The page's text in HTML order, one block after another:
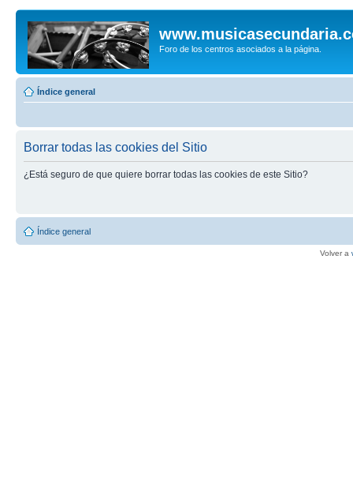
Foro de los centros asociados a la página.
Índice general
Borrar todas las cookies del Sitio
¿Está seguro de que quiere borrar todas las cookies de este Sitio?
Índice general
Volver a